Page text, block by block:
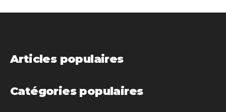
Articles populaires
Catégories populaires